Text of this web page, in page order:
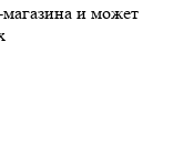
магазина и может